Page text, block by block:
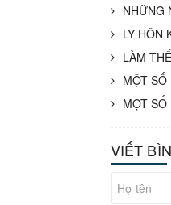
NHỮNG
LY HÔN
LÀM
MỘT
MỘT
VIẾT